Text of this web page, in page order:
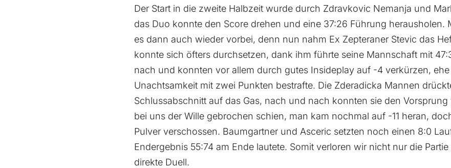
Der Start in die zweite Halbzeit wurde durch Zdravkovic Nemanja und
das Duo konnte den Score drehen und eine 37:26 Führung herausholen.
es dann auch wieder vorbei, denn nun nahm Ex Zepteraner Stevic das
konnte sich öfters durchsetzen, dank ihm führte seine Mannschaft mit
nach und konnten vor allem durch gutes Insideplay auf -4 verkürzen, ehe
Unachtsamkeit mit zwei Punkten bestrafte. Die Zderadicka Mannen
Schlussabschnitt auf das Gas, nach und nach konnten sie den
bei uns der Wille gebrochen schien, man kam nochmal auf -11 heran,
Pulver verschossen. Baumgartner und Asceric setzten noch einen 8:0
Endergebnis 55:74 am Ende lautete. Somit verloren wir nicht nur die
direkte Duell.